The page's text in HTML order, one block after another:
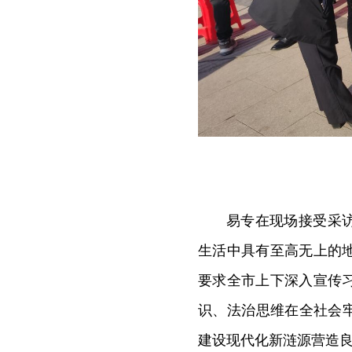
易专在现场接受采
生活中具有至高无上的
要求全市上下深入宣传
识、法治思维在全社会
建设现代化新涟源